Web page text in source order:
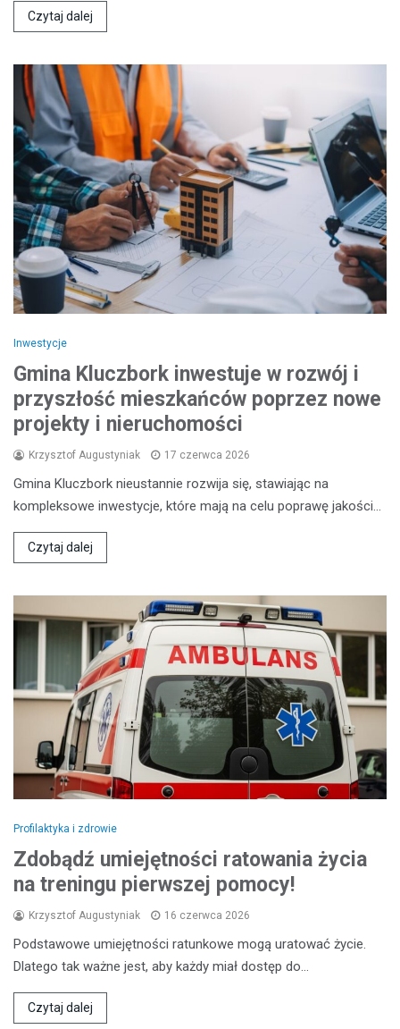
Czytaj dalej
Inwestycje
Gmina Kluczbork inwestuje w rozwój i
przyszłość mieszkańców poprzez nowe
projekty i nieruchomości
Krzysztof Augustyniak 17 czerwca 2026
Gmina Kluczbork nieustannie rozwija się, stawiając na
kompleksowe inwestycje, które mają na celu poprawę jakości…
Czytaj dalej
Profilaktyka i zdrowie
Zdobądź umiejętności ratowania życia
na treningu pierwszej pomocy!
Krzysztof Augustyniak 16 czerwca 2026
Podstawowe umiejętności ratunkowe mogą uratować życie.
Dlatego tak ważne jest, aby każdy miał dostęp do…
Czytaj dalej